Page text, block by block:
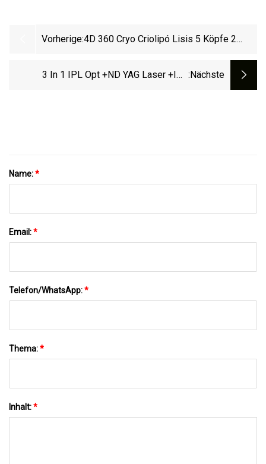
Vorherige:4D 360 Cryo Criolipó Lisis 5 Köpfe 2
Kryolipolyse Fettgefriermaschine
3 In 1 IPL Opt +ND YAG Laser +IPL :nächste
Name:*
Email:*
Telefon/WhatsApp:*
Thema:*
Inhalt:*